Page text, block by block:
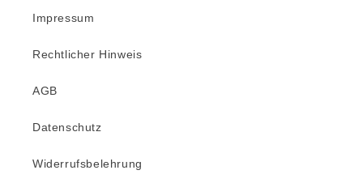
Impressum
Rechtlicher Hinweis
AGB
Datenschutz
Widerrufsbelehrung